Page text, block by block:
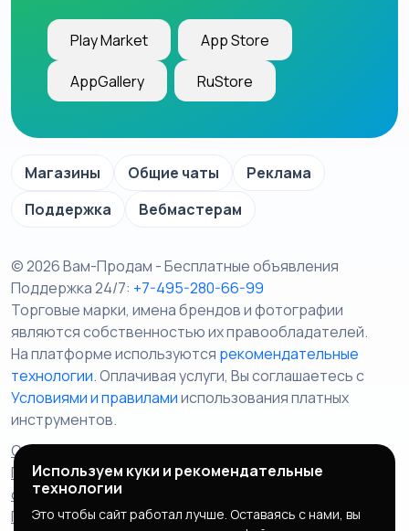
Play Market App Store
AppGallery RuStore
Магазины Общие чаты
Реклама
Поддержка
Вебмастерам
© 2026 Вам-Продам - Бесплатные объявления
Поддержка 24/7: +7-495-280-66-99
Торговые марки, имена брендов и фотографии
являются собственностью их правообладателей.
На платформе используются рекомендательные
технологии. Оплачивая услуги, Вы соглашаетесь c
Условиями и правиламииспользования платных
инструментов.
Отказ от ответственности
Правила сервиса
Политика конфиденциальности
Пользовательское
соглашение
Запрещенные товары/услуги
Правообладателям
Партнерская программа
Используем куки и рекомендательные
технологии
Это чтобы сайт работал лучше. Оставаясь с нами, вы